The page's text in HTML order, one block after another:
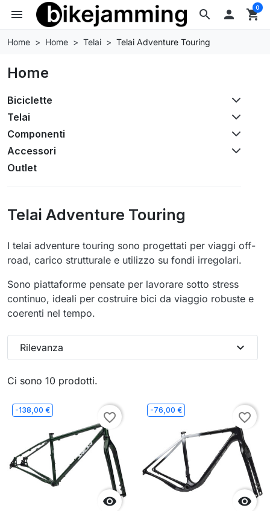
search
menu  shopping_cart
0
Home Home Telai Telai Adventure Touring
Home
Biciclette
Telai
Componenti
Accessori
Outlet
Telai Adventure Touring
I telai adventure touring sono progettati per viaggi off-
road, carico strutturale e utilizzo su fondi irregolari.
Sono piattaforme pensate per lavorare sotto stress
continuo, ideali per costruire bici da viaggio robuste e
coerenti nel tempo.
Ci sono 10 prodotti.
Rilevanza expand_more
-138,00 €

favorite_border
-76,00 €

favorite_border